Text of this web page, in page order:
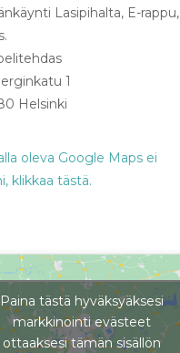
Lasipihalta, E-rappu,
1
Helsinki
oleva Google Maps ei
klikkaa tästä.
Paina tästä hyväksyäksesi
markkinointi evästeet
ottaaksesi tämän sisällön